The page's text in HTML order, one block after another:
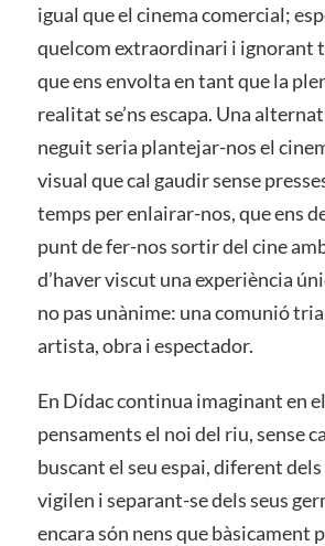
igual que el cinema comercial;
quelcom extraordinari i ignorant
que ens envolta en tant que la
realitat se’ns escapa. Una
neguit seria plantejar-nos el
visual que cal gaudir sense
temps per enlairar-nos, que ens
punt de fer-nos sortir del cine
d’haver viscut una experiència
no pas unànime: una comunió
artista, obra i espectador.
En Dídac continua imaginant en
pensaments el noi del riu, sense
buscant el seu espai, diferent dels
vigilen i separant-se dels seus
encara són nens que bàsicament